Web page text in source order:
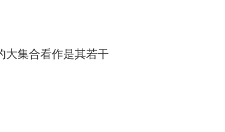
大集合看作是其若干